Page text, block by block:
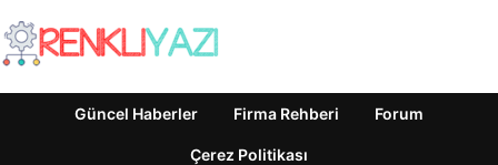
Güncel Haberler Firma Rehberi Forum
Çerez Politikası